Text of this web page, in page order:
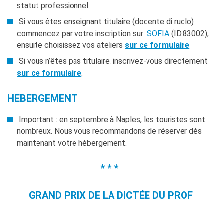
statut professionnel.
Si vous êtes enseignant titulaire (docente di ruolo)
commencez par votre inscription surSOFIA (ID.83002),
ensuite choisissez vos ateliers sur ce formulaire
Si vous n’êtes pas titulaire, inscrivez-vous directement
sur ce formulaire.
HEBERGEMENT
Important : en septembre à Naples, les touristes sont
nombreux. Nous vous recommandons de réserver dès
maintenant votre hébergement.
* * *
GRAND PRIX DE LA DICTÉE DU PROF